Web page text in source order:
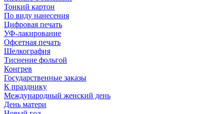
Тонкий картон
По виду нанесения
Цифровая печать
УФ-лакирование
Офсетная печать
Шелкография
Тиснение фольгой
Конгрев
Государственные заказы
К празднику
Международный женский день
День матери